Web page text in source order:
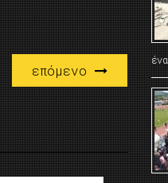
επόμενο